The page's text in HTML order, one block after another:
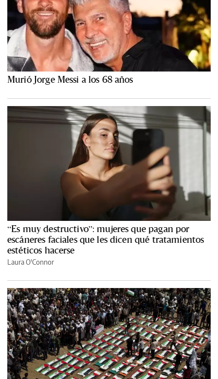
Murió Jorge Messi a los 68 años
“Es muy destructivo”: mujeres que pagan por
escáneres faciales que les dicen qué tratamientos
estéticos hacerse
Laura O'Connor